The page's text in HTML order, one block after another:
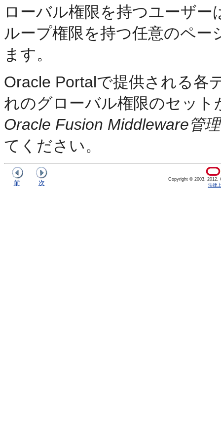
ローバル権限を持つユーザー
ループ権限を持つ任意のペ
ます。
Oracle Portalで提供される各
れのグローバル権限のセッ
Oracle Fusion Middleware管
てください。
前 次
Copyright © 2003, 2012,
法律